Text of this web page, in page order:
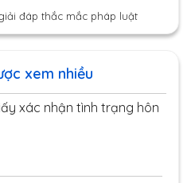
đáp thắc mắc pháp luật
xem nhiều
xác nhận tình trạng hôn